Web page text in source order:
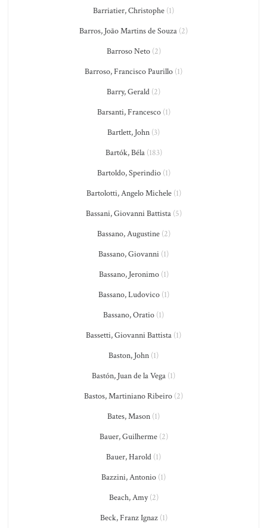
Barriatier, Christophe (1)
Barros, João Martins de Souza (2)
Barroso Neto(2)
Barroso, Francisco Paurillo (1)
Barry, Gerald (2)
Barsanti, Francesco(1)
Bartlett, John (3)
Bartók, Béla(183)
Bartoldo, Sperindio(1)
Bartolotti, Angelo Michele(1)
Bassani, Giovanni Battista(5)
Bassano, Augustine(2)
Bassano, Giovanni (1)
Bassano, Jeronimo(1)
Bassano, Ludovico(1)
Bassano, Oratio (1)
Bassetti, Giovanni Battista (1)
Baston, John (1)
Bastón, Juan de la Vega (1)
Bastos, Martiniano Ribeiro (2)
Bates, Mason (1)
Bauer, Guilherme(2)
Bauer, Harold (1)
Bazzini, Antonio (1)
Beach, Amy(2)
Beck, Franz Ignaz(1)